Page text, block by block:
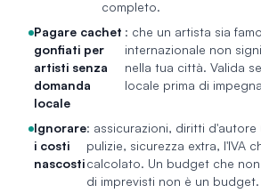
completo.
Pagare cachet
gonfiati per
artisti senza
domanda
locale
: che un artista sia
internazionale non
nella tua città. Valida
locale prima di
Ignorare
i costi
nascosti
: assicurazioni, diritti d'autore
pulizie, sicurezza extra, l'IVA
calcolato. Un budget che
di imprevisti non è un budget.